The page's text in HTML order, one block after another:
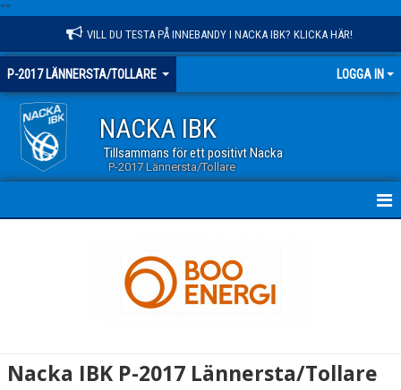
""
VILL DU TESTA PÅ INNEBANDY I NACKA IBK? KLICKA HÄR!
P-2017 LÄNNERSTA/TOLLARE LOGGA IN
NACKA IBK
Tillsammans för ett positivt Nacka
P-2017 Lännersta/Tollare
Nacka IBK P-2017 Lännersta/Tollare